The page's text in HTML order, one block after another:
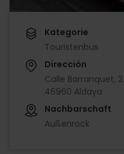
Kategorie
Touristenbus
Dirección
Calle Barranquet, 2
46960 Aldaya
Nachbarschaft
Außenrock